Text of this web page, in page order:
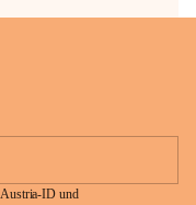
Austria-ID und